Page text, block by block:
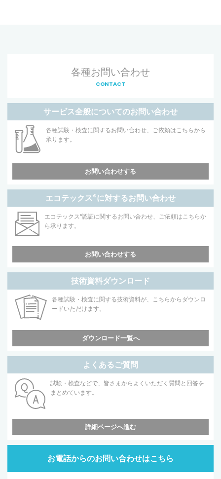
各種お問い合わせ
CONTACT
サービス全般についてのお問い合わせ
各種試験・検査に関するお問い合わせ、ご依頼はこちらから
承ります。
お問い合わせする
エコテックス®に対するお問い合わせ
エコテックス®認証に関するお問い合わせ、ご依頼はこちらか
ら承ります。
お問い合わせする
技術資料ダウンロード
各種試験・検査に関する技術資料が、こちらからダウンロ
ードいただけます。
ダウンロード一覧へ
よくあるご質問
試験・検査などで、皆さまからよくいただく質問と回答を
まとめています。
詳細ページへ進む
お電話からのお問い合わせはこちら